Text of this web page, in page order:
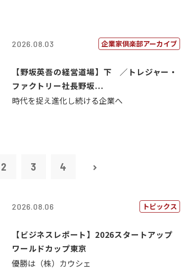
2026.08.03 企業家倶楽部アーカイブ
【野坂英吾の経営道場】下 ／トレジャー・
ファクトリー社長野坂...
時代を捉え進化し続ける企業へ
2 3 4
2026.08.06 トピックス
【ビジネスレポート】2026スタートアップ
ワールドカップ東京
優勝は（株）カウシェ